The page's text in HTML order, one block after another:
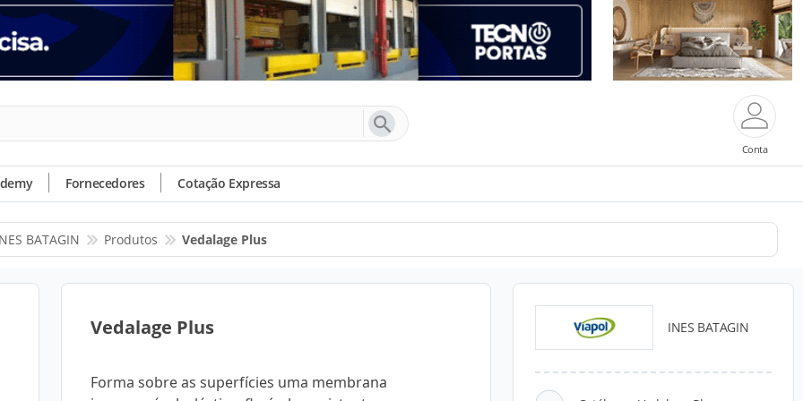
Conta
Fornecedores Cotação Expressa
BATAGIN Produtos Vedalage Plus
Vedalage Plus
Forma sobre as superfícies uma membrana
INES BATAGIN